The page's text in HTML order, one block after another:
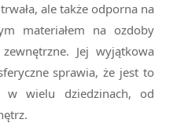
ale także odporna na
materiałem na ozdoby
Jej wyjątkowa
sprawia, że jest to
w wielu dziedzinach, od